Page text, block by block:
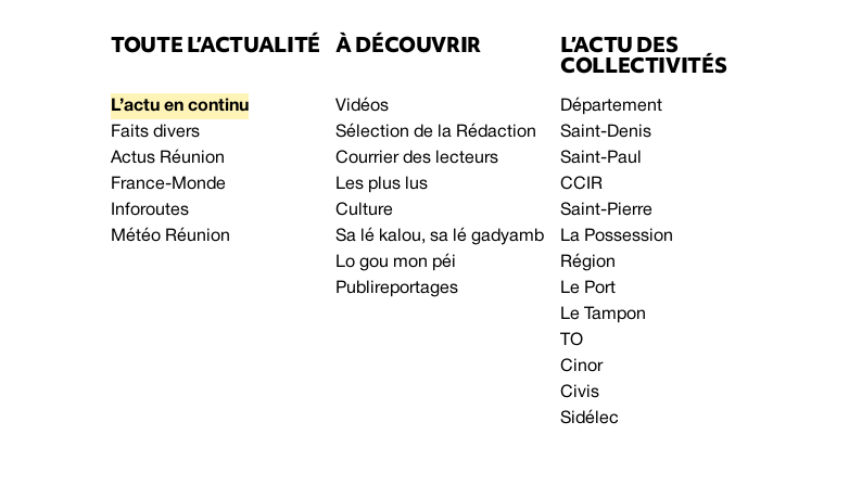
TOUTE L’ACTUALITÉ
L’actu en continu
Faits divers
Actus Réunion
France-Monde
Inforoutes
Météo Réunion
À DÉCOUVRIR
Vidéos
Sélection de la Rédaction
Courrier des lecteurs
Les plus lus
Culture
Sa lé kalou, sa lé gadyamb
Lo gou mon péi
Publireportages
L’ACTU DES
COLLECTIVITÉS
Département
Saint-Denis
Saint-Paul
CCIR
Saint-Pierre
La Possession
Région
Le Port
Le Tampon
TO
Cinor
Civis
Sidélec